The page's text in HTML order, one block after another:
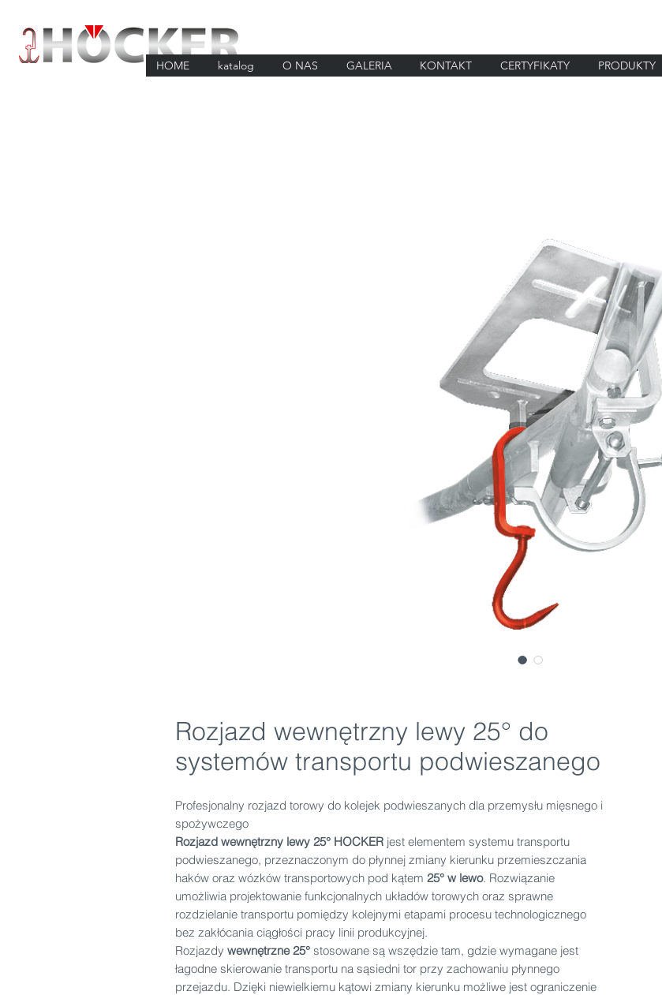
HOME katalog O NAS GALERIA KONTAKT CERTYFIKATY PRODUKTY
Rozjazd wewnętrzny lewy 25° do
systemów transportu podwieszanego
Profesjonalny rozjazd torowy do kolejek podwieszanych dla przemysłu mięsnego i
spożywczego
Rozjazd wewnętrzny lewy 25° HOCKER jest elementem systemu transportu
podwieszanego, przeznaczonym do płynnej zmiany kierunku przemieszczania
haków oraz wózków transportowych pod kątem 25° w lewo. Rozwiązanie
umożliwia projektowanie funkcjonalnych układów torowych oraz sprawne
rozdzielanie transportu pomiędzy kolejnymi etapami procesu technologicznego
bez zakłócania ciągłości pracy linii produkcyjnej.
Rozjazdy wewnętrzne 25° stosowane są wszędzie tam, gdzie wymagane jest
łagodne skierowanie transportu na sąsiedni tor przy zachowaniu płynnego
przejazdu. Dzięki niewielkiemu kątowi zmiany kierunku możliwe jest ograniczenie